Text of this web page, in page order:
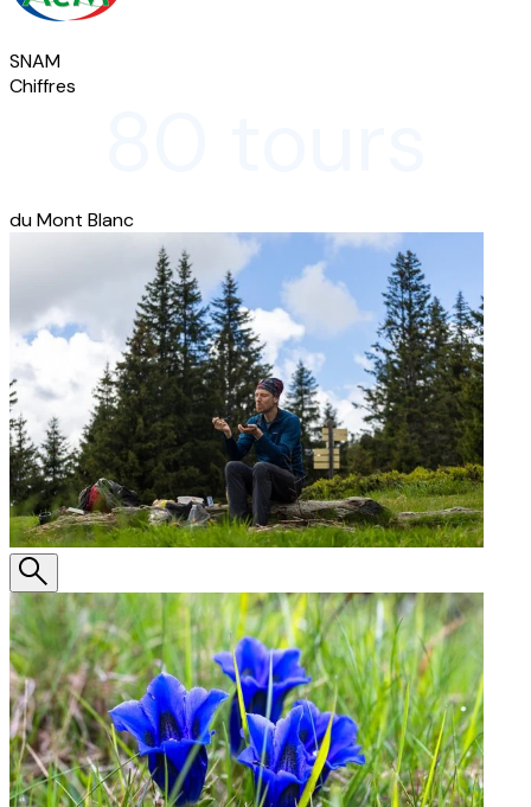
SNAM
Chiffres
du Mont Blanc